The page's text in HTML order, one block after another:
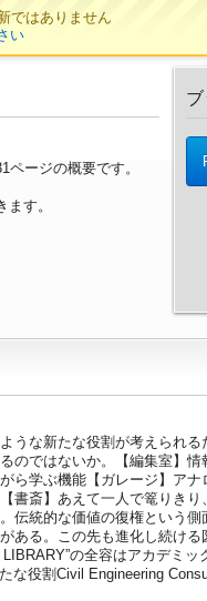
ージの概要です。
す。
うな新たな役割が考えられ
ではないか。【編集室】
ら学ぶ機能【ガレージ】ア
書斎】あえて一人で篭りき
伝統的な価値の復権という
ある。この先も進化し続け
の全容はアカデミッ
な役割Civil Engineering
ではありません
い